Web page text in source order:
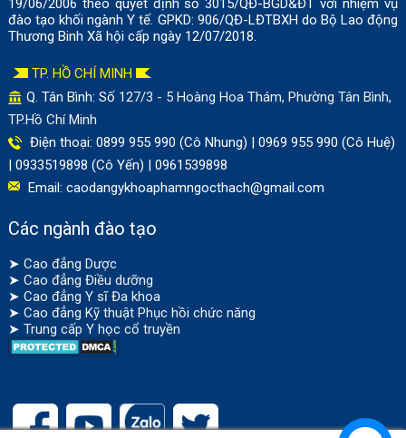
19/06/2006 theo quyết định số 3015/QĐ-BGD&ĐT với nhiệm vụ
đào tạo khối ngành Y tế. GPKD: 906/QĐ-LĐTBXH do Bộ Lao động
Thương Binh Xã hội cấp ngày 12/07/2018.
TP. HỒ CHÍ MINH
Q. Tân Bình: Số 127/3 - 5 Hoàng Hoa Thám, Phường Tân Bình,
TP.Hồ Chí Minh
Điện thoại: 0899 955 990 (Cô Nhung) | 0969 955 990 (Cô Huệ)
| 0933519898 (Cô Yến) | 0961539898
Email: caodangykhoaphamngocthach@gmail.com
Các ngành đào tạo
➤ Cao đẳng Dược
➤ Cao đẳng Điều dưỡng
➤ Cao đẳng Y sĩ Đa khoa
➤ Cao đẳng Kỹ thuật Phục hồi chức năng
➤ Trung cấp Y học cổ truyền